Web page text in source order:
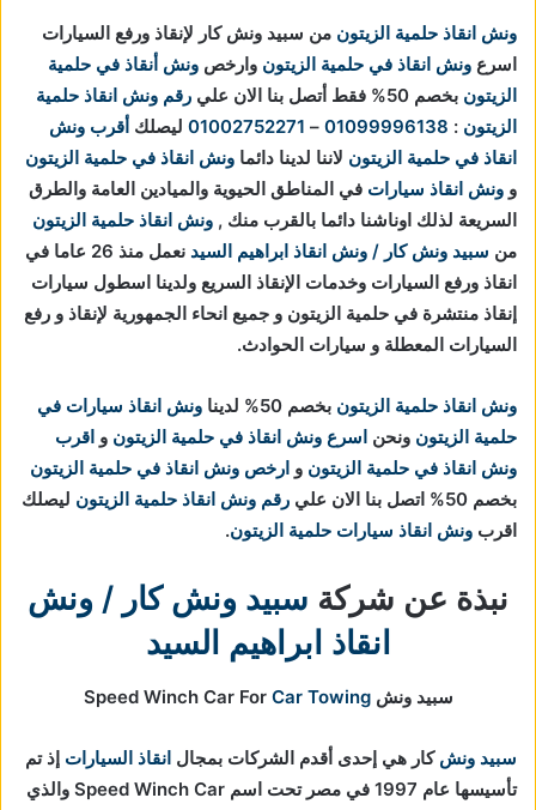
ونش انقاذ حلمية الزيتون من سبيد ونش كار لإنقاذ ورفع السيارات
اسرع ونش انقاذ في حلمية الزيتون وارخص ونش أنقاذ في حلمية
الزيتون بخصم 50% فقط أتصل بنا الان علي
رقم ونش انقاذ حلمية
الزيتون :
01099996138
–
01002752271 ليصلك أقرب ونش
انقاذ في حلمية الزيتون لاننا لدينا دائما ونش انقاذ في حلمية الزيتون
و ونش انقاذ سيارات في المناطق الحيوية والميادين العامة والطرق
السريعة لذلك اوناشنا دائما بالقرب منك , ونش انقاذ حلمية الزيتون
من سبيد ونش كار / ونش انقاذ ابراهيم السيد
نعمل منذ 26 عاما في
انقاذ ورفع السيارات وخدمات الإنقاذ السريع ولدينا اسطول سيارات
إنقاذ منتشرة في حلمية الزيتون و جميع انحاء الجمهورية لإنقاذ و رفع
السيارات المعطلة و سيارات الحوادث.
ونش انقاذ حلمية الزيتون بخصم 50% لدينا
ونش انقاذ سيارات في
حلمية الزيتون ونحن اسرع ونش انقاذ في حلمية الزيتون و اقرب
ونش انقاذ في حلمية الزيتون و ارخص ونش انقاذ في حلمية الزيتون
بخصم 50% اتصل بنا الان علي
رقم ونش انقاذ حلمية الزيتون ليصلك
اقرب ونش انقاذ سيارات حلمية الزيتون.
نبذة عن شركة سبيد ونش كار / ونش
انقاذ ابراهيم السيد
سبيد ونش Speed Winch Car ForCar Towing
سبيد ونش كار هي إحدى أقدم الشركات بمجال انقاذ السيارات إذ تم
تأسيسها عام 1997 في مصر تحت اسم Speed Winch Car والذي